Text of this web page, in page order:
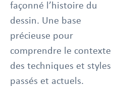
façonné l’histoire du
dessin. Une base
précieuse pour
comprendre le contexte
des techniques et styles
passés et actuels.